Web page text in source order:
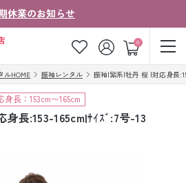
休業のお知らせ
0
ログイン カート
ご注文の流れ
ルHOME 振袖レンタル 振袖|紫系|牡丹 桜 |対応身長
身長：153cm〜165cm
長:153-165cm|ｻｲｽﾞ:7号-13